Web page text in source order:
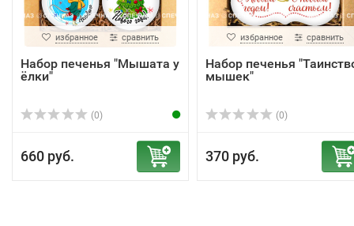
избранное сравнить
Набор печенья "Мышата у
ёлки"
(0)
660 руб.
избранное сравнить
Набор печенья
мышек"
(0)
370 руб.